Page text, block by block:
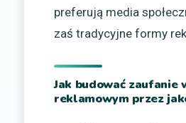
preferują media
zaś tradycyjne formy
Jak budować zaufanie
reklamowym przez